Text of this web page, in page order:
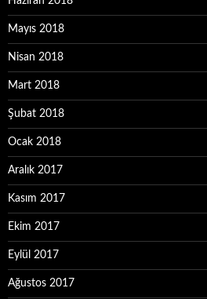
Mayıs 2018
Nisan 2018
Mart 2018
Şubat 2018
Ocak 2018
Aralık 2017
Kasım 2017
Ekim 2017
Eylül 2017
Ağustos 2017